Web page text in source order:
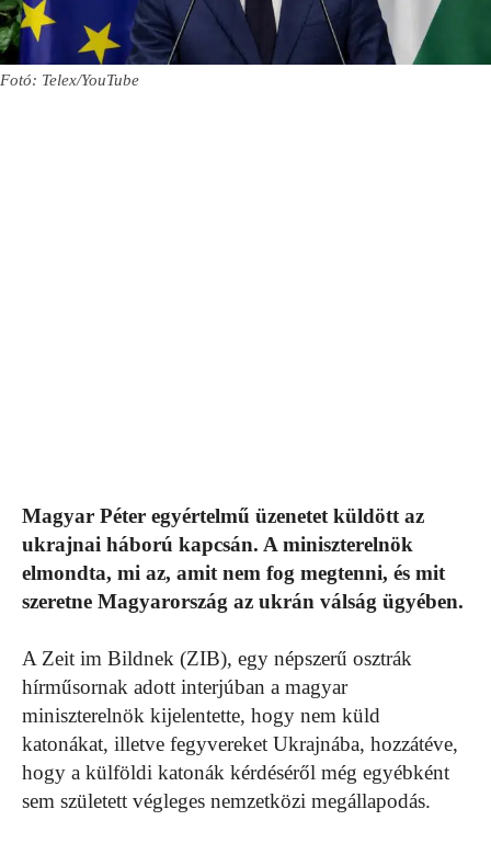
Fotó: Telex/YouTube
Magyar Péter egyértelmű üzenetet küldött az
ukrajnai háború kapcsán. A miniszterelnök
elmondta, mi az, amit nem fog megtenni, és mit
szeretne Magyarország az ukrán válság ügyében.
A Zeit im Bildnek (ZIB), egy népszerű osztrák
hírműsornak adott interjúban a magyar
miniszterelnök kijelentette, hogy nem küld
katonákat, illetve fegyvereket Ukrajnába, hozzátéve,
hogy a külföldi katonák kérdéséről még egyébként
sem született végleges nemzetközi megállapodás.